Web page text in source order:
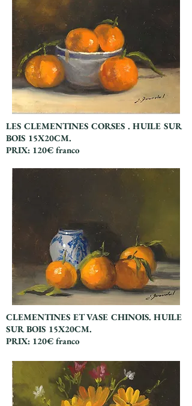
LES CLEMENTINES CORSES . HUILE SUR
BOIS 15X20CM.
PRIX: 120€ franco
CLEMENTINES ET VASE CHINOIS. HUILE
SUR BOIS 15X20CM.
PRIX: 120€ franco